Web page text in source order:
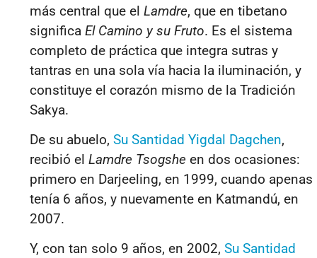
más central que el Lamdre, que en tibetano
significa El Camino y su Fruto. Es el sistema
completo de práctica que integra sutras y
tantras en una sola vía hacia la iluminación, y
constituye el corazón mismo de la Tradición
Sakya.
De su abuelo, Su Santidad Yigdal Dagchen,
recibió el Lamdre Tsogshe en dos ocasiones:
primero en Darjeeling, en 1999, cuando apenas
tenía 6 años, y nuevamente en Katmandú, en
2007.
Y, con tan solo 9 años, en 2002, Su Santidad